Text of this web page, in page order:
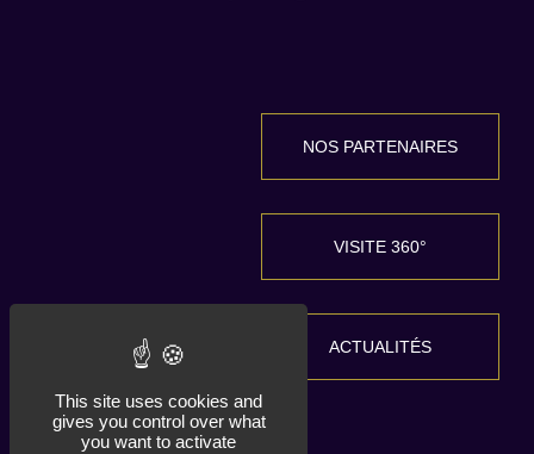
NOS PARTENAIRES
VISITE 360°
ACTUALITÉS
This site uses cookies and
gives you control over what
you want to activate